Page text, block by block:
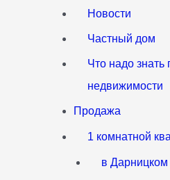
Новости
Частный дом
Что надо
недвижимости
Продажа
1 комнатной
в